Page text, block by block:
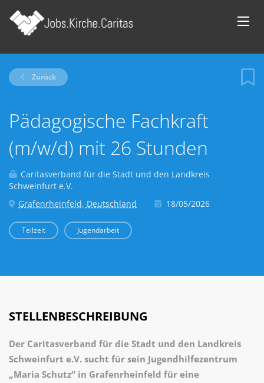
Zurück
Pädagogische Fachkraft
(m/w/d) mit 26 Stunden
Caritasverband für die Stadt und den Landkreis
Schweinfurt e.V.
Grafenrheinfeld, Deutschland
18/05/2026
Teilzeit Jugendarbeit
STELLENBESCHREIBUNG
Der Caritasverband für die Stadt und den Landkreis
Schweinfurt e.V. sucht für sein Jugendhilfezentrum
„Maria Schutz“ in Grafenrheinfeld für eine